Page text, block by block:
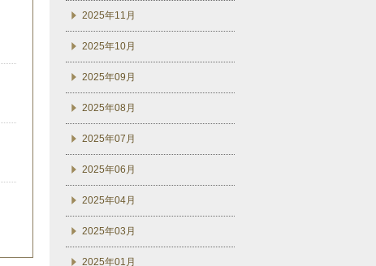
2025年11月
2025年10月
2025年09月
2025年08月
2025年07月
2025年06月
2025年04月
2025年03月
2025年01月